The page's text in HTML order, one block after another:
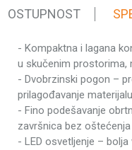
Karakteristika
Kategorija
Težina pakovanja
Brend
Napon
- Kompaktna i lagana
u skučenim prostorima,
- Dvobrzinski pogon –
prilagođavanje
- Fino podešavanje
završnica bez oštećenja
- LED osvetljenje –